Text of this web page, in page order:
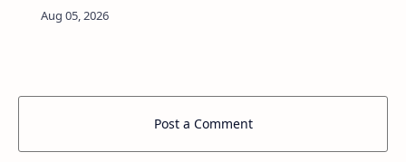
ഒഴിവാക്കി സർക്കാർ ആശുപത്രികളിൽ ചികിത്സ
Post a Comment